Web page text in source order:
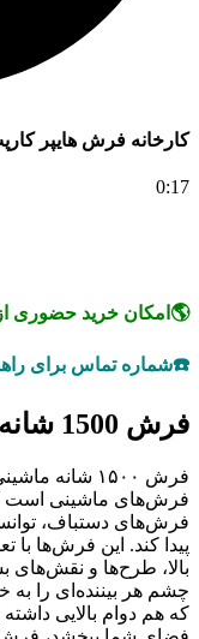
کارخانه فرش هایپر
0:17
🌎امکان خرید حضوری
☎️شماره تماس برای
فرش 1500 شانه تراکم 4500 هایپر کارپت
فرش ۱۵۰۰
فرش‌های ماشینی است
فرش‌های دستباف،
پیدا کند. این فرش‌ها با
بالا، طرح‌ها و نقش‌های
چشم هر بیننده‌ای را
که هم دوام بالایی